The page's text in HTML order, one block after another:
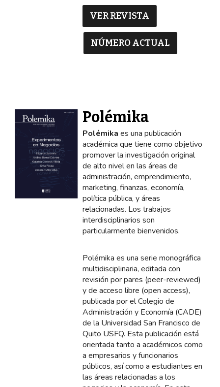
VER REVISTA
NÚMERO ACTUAL
Polémika
Polémika es una publicación
académica que tiene como objetivo
promover la investigación original
de alto nivel en las áreas de
administración, emprendimiento,
marketing, finanzas, economía,
política pública, y áreas
relacionadas. Los trabajos
interdisciplinarios son
particularmente bienvenidos.
Polémika es una serie monográfica
multidisciplinaria, editada con
revisión por pares (peer-reviewed)
y de acceso libre (open access),
publicada por el Colegio de
Administración y Economía (CADE)
de la Universidad San Francisco de
Quito USFQ. Esta publicación está
orientada tanto a académicos como
a empresarios y funcionarios
públicos, así como a estudiantes en
las áreas relacionadas a los